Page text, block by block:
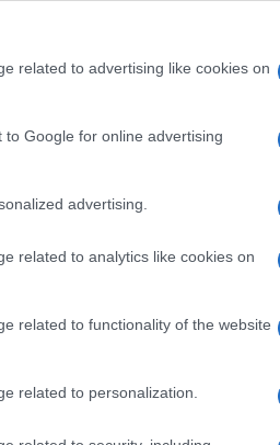
related to advertising like cookies on
Google for online advertising
advertising.
related to analytics like cookies on
related to functionality of the website
related to personalization.
φιλοξένησε τον
που προσδιορίζει
Μακεδονίας
2025, 7:04 ΜΜ
του νεοσύστατου portal
Κοζάνης έχει ψηλά
στην Κοζάνη